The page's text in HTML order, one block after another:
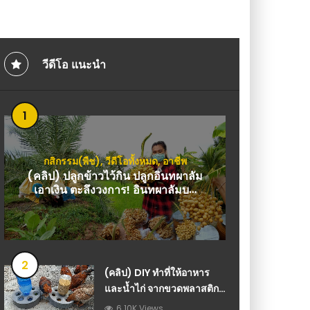
วีดีโอ แนะนำ
1
กสิกรรม(พืช),วีดีโอทั้งหมด,อาชีพ
(คลิป) ปลูกข้าวไว้กิน ปลูกอินทผาลัม
เอาเงิน ตะลึงวงการ! อินทผาลัมบน
คันนาไม่คิดว่าจะสร้างรายได้แค่ชอบ
กิน : วีดีโอ เกษตร
2
(คลิป) DIY ทำที่ให้อาหาร
และน้ำไก่ จากขวดพลาสติก
– ไอเดียทำเอง จาก